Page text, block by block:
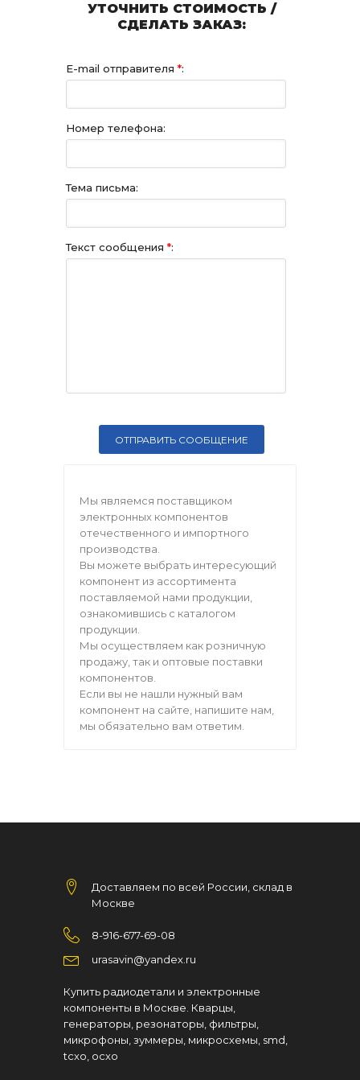
УТОЧНИТЬ СТОИМОСТЬ /
СДЕЛАТЬ ЗАКАЗ:
E-mail отправителя *:
Номер телефона:
Тема письма:
Текст сообщения *:
Мы являемся поставщиком
электронных компонентов
отечественного и импортного
производства.
Вы можете выбрать интересующий
компонент из ассортимента
поставляемой нами продукции,
ознакомившись с каталогом
продукции.
Мы осуществляем как розничную
продажу, так и оптовые поставки
компонентов.
Если вы не нашли нужный вам
компонент на сайте, напишите нам,
мы обязательно вам ответим.
Доставляем по всей России, склад в
Москве
8-916-677-69-08
urasavin@yandex.ru
Купить радиодетали и электронные
компоненты в Москве. Кварцы,
генераторы, резонаторы, фильтры,
микрофоны, зуммеры, микросхемы, smd,
tcxo, ocxo